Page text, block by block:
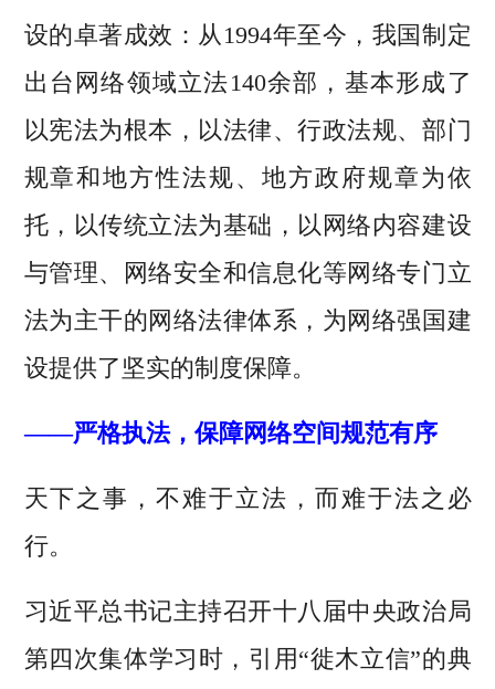
设的卓著成效：从1994年至今，我国制定
出台网络领域立法140余部，基本形成了
以宪法为根本，以法律、行政法规、部门
规章和地方性法规、地方政府规章为依
托，以传统立法为基础，以网络内容建设
与管理、网络安全和信息化等网络专门立
法为主干的网络法律体系，为网络强国建
设提供了坚实的制度保障。
——严格执法，保障网络空间规范有序
天下之事，不难于立法，而难于法之必
行。
习近平总书记主持召开十八届中央政治局
第四次集体学习时，引用“徙木立信”的典